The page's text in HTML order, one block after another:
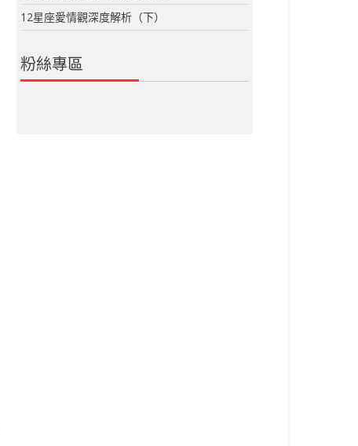
12星座愛情觀深度解析（下）
粉絲專區